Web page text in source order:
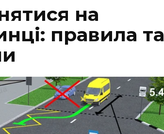
на
правила та